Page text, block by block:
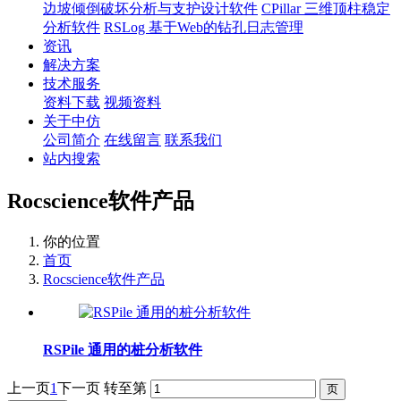
边坡倾倒破坏分析与支护设计软件 CPillar 三维顶柱稳定
分析软件 RSLog 基于Web的钻孔日志管理
资讯
解决方案
技术服务
资料下载 视频资料
关于中仿
公司简介 在线留言 联系我们
站内搜索
Rocscience软件产品
你的位置
首页
Rocscience软件产品
RSPile 通用的桩分析软件
上一页1下一页 转至第